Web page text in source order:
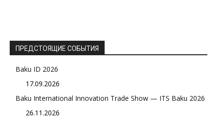
ПРЕДСТОЯЩИЕ СОБЫТИЯ
Baku ID 2026
17.09.2026
Baku International Innovation Trade Show — ITS Baku 2026
26.11.2026